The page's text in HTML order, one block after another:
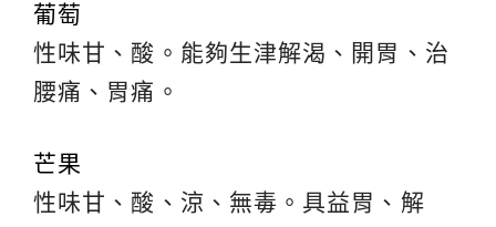
葡萄
性味甘、酸。能夠生津解渴、開胃、治
腰痛、胃痛。
芒果
性味甘、酸、涼、無毒。具益胃、解